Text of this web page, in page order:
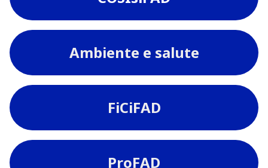
Ambiente e salute
FiCiFAD
ProFAD